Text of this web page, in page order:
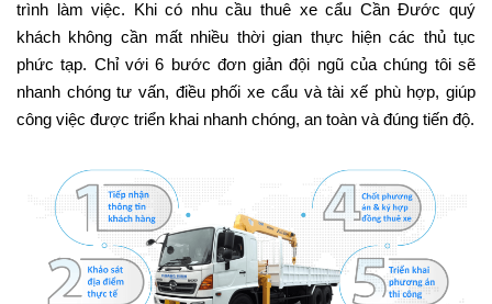
trình làm việc. Khi có nhu cầu thuê xe cẩu Cần Đước quý
khách không cần mất nhiều thời gian thực hiện các thủ tục
phức tạp. Chỉ với 6 bước đơn giản đội ngũ của chúng tôi sẽ
nhanh chóng tư vấn, điều phối xe cẩu và tài xế phù hợp, giúp
công việc được triển khai nhanh chóng, an toàn và đúng tiến độ.